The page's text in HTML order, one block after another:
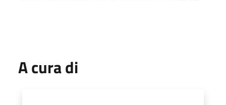
A cura di